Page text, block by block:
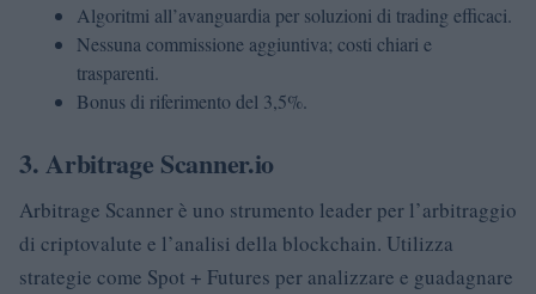
Algoritmi all’avanguardia per soluzioni di trading efficaci.
Nessuna commissione aggiuntiva; costi chiari e
trasparenti.
Bonus di riferimento del 3,5%.
3. Arbitrage Scanner.io
Arbitrage Scanner è uno strumento leader per l’arbitraggio
di criptovalute e l’analisi della blockchain. Utilizza
strategie come Spot + Futures per analizzare e guadagnare